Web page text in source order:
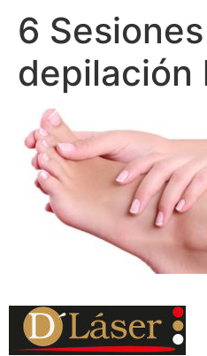
6 Sesiones
depilación